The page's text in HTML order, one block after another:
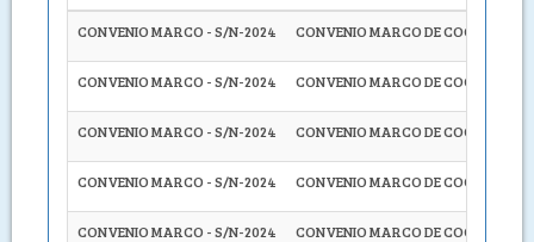
CONVENIO MARCO - S/N-2024 CONVENIO MARCO DE
CONVENIO MARCO - S/N-2024 CONVENIO MARCO DE
CONVENIO MARCO - S/N-2024 CONVENIO MARCO DE
CONVENIO MARCO - S/N-2024 CONVENIO MARCO DE
CONVENIO MARCO - S/N-2024 CONVENIO MARCO DE